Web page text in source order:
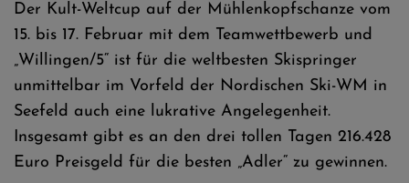
Der Kult-Weltcup auf der Mühlenkopfschanze vom
15. bis 17. Februar mit dem Teamwettbewerb und
„Willingen/5“ ist für die weltbesten Skispringer
unmittelbar im Vorfeld der Nordischen Ski-WM in
Seefeld auch eine lukrative Angelegenheit.
Insgesamt gibt es an den drei tollen Tagen 216.428
Euro Preisgeld für die besten „Adler“ zu gewinnen.